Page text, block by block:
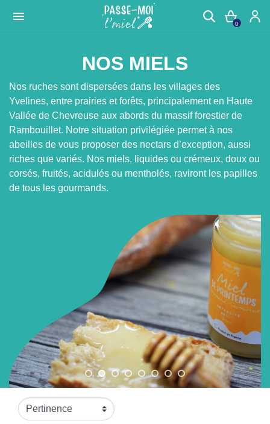

0
NOS MIELS
Nos ruches sont dispersées dans les villages des
Yvelines, entre prairies et forêts, principalement en Haute
Vallée de Chevreuse aux abords du massif forestier de
Rambouillet. Notre situation privilégiée permet à nos
abeilles de vous proposer des nectars d’exception, aussi
riches que variés. Nos miels, liquides ou crémeux, doux ou
corsés, fruités, acidulés ou mentholés, raviront les papilles
de tous les gourmands.